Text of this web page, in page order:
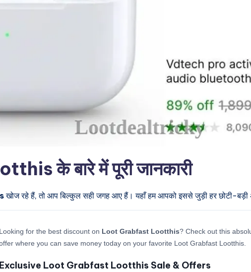
के बारे में पूरी जानकारी
खोज रहे हैं, तो आप बिल्कुल सही जगह आए हैं। यहाँ हम आपको इससे जुड़ी हर छोटी-बड़ी
Looking for the best discount on Loot Grabfast Lootthis? Check out this
where you can save money today on your favorite Loot Grabfast Lootthis.
Exclusive Loot Grabfast Lootthis Sale & Offers